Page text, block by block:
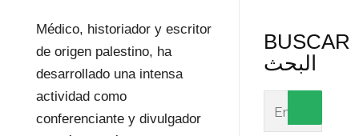
Médico, historiador y escritor
de origen palestino, ha
desarrollado una intensa
actividad como
conferenciante y divulgador
BUSCAR
البحث